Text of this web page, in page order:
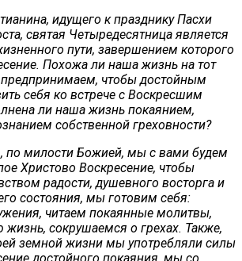
идущего к празднику Пасхи
святая Четыредесятница является
пути, завершением которого
Похожа ли наша жизнь на тот
чтобы достойным
себя ко встрече с Воскресшим
ли наша жизнь покаянием,
собственной греховности?
по милости Божией, мы с вами будем
Христово Воскресение, чтобы
радости, душевного восторга и
состояния, мы готовим себя:
читаем покаянные молитвы,
сокрушаемся о грехах. Также,
земной жизни мы употребляли силы